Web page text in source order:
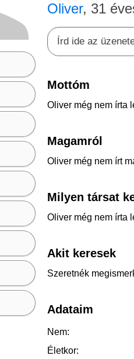
Oliver, 31
Mottóm
Oliver még nem írta
Magamról
Oliver még nem írt
Milyen társat
Oliver még nem írta
Akit keresek
Szeretnék
Adataim
Nem:
Életkor: